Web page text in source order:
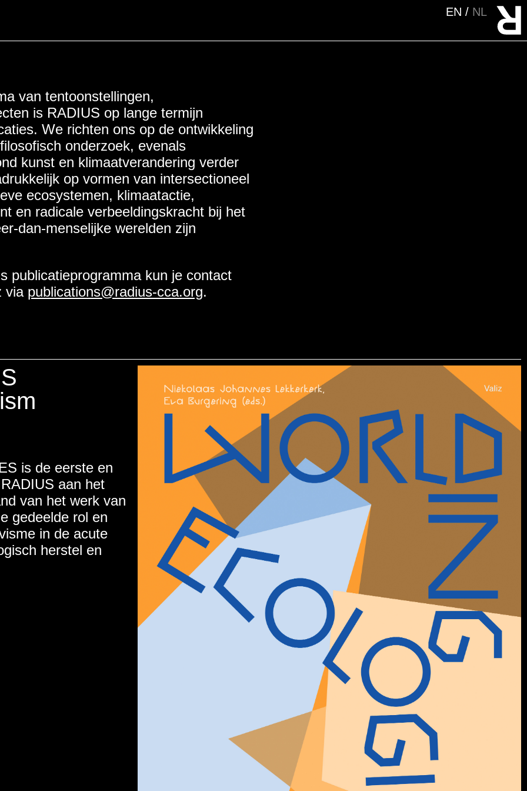
EN NL
van tentoonstellingen,
is RADIUS op lange termijn
We richten ons op de ontwikkeling
onderzoek, evenals
kunst en klimaatverandering verder
op vormen van intersectioneel
ecosystemen, klimaatactie,
en radicale verbeeldingskracht bij het
dan-menselijke werelden zijn
publicatieprogramma kun je contact
via publications@radius-cca.org.
is de eerste en
aan het
van het werk van
gedeelde rol en
in de acute
herstel en